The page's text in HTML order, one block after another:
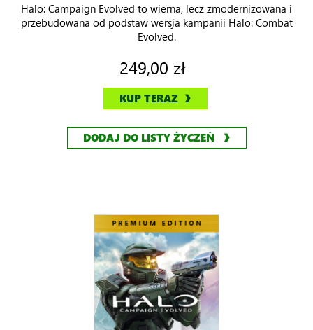
Halo: Campaign Evolved to wierna, lecz zmodernizowana i
przebudowana od podstaw wersja kampanii Halo: Combat
Evolved.
249,00 zł
KUP TERAZ
DODAJ DO LISTY ŻYCZEŃ